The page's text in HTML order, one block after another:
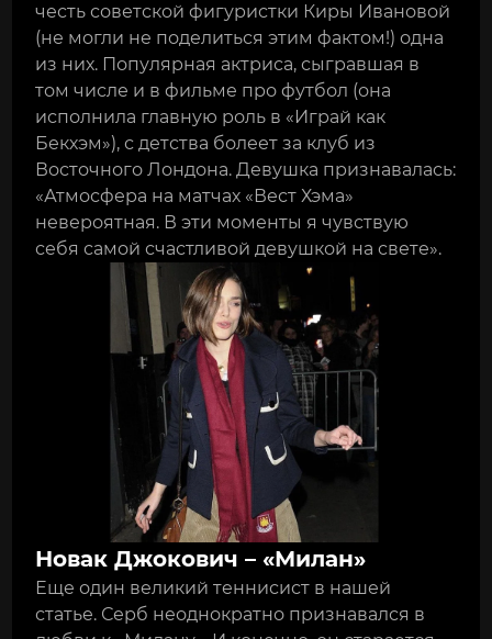
честь советской фигуристки Киры Ивановой
(не могли не поделиться этим фактом!) одна
из них. Популярная актриса, сыгравшая в
том числе и в фильме про футбол (она
исполнила главную роль в «Играй как
Бекхэм»), с детства болеет за клуб из
Восточного Лондона. Девушка признавалась:
«Атмосфера на матчах «Вест Хэма»
невероятная. В эти моменты я чувствую
себя самой счастливой девушкой на свете».
Новак Джокович – «Милан»
Еще один великий теннисист в нашей
статье. Серб неоднократно признавался в